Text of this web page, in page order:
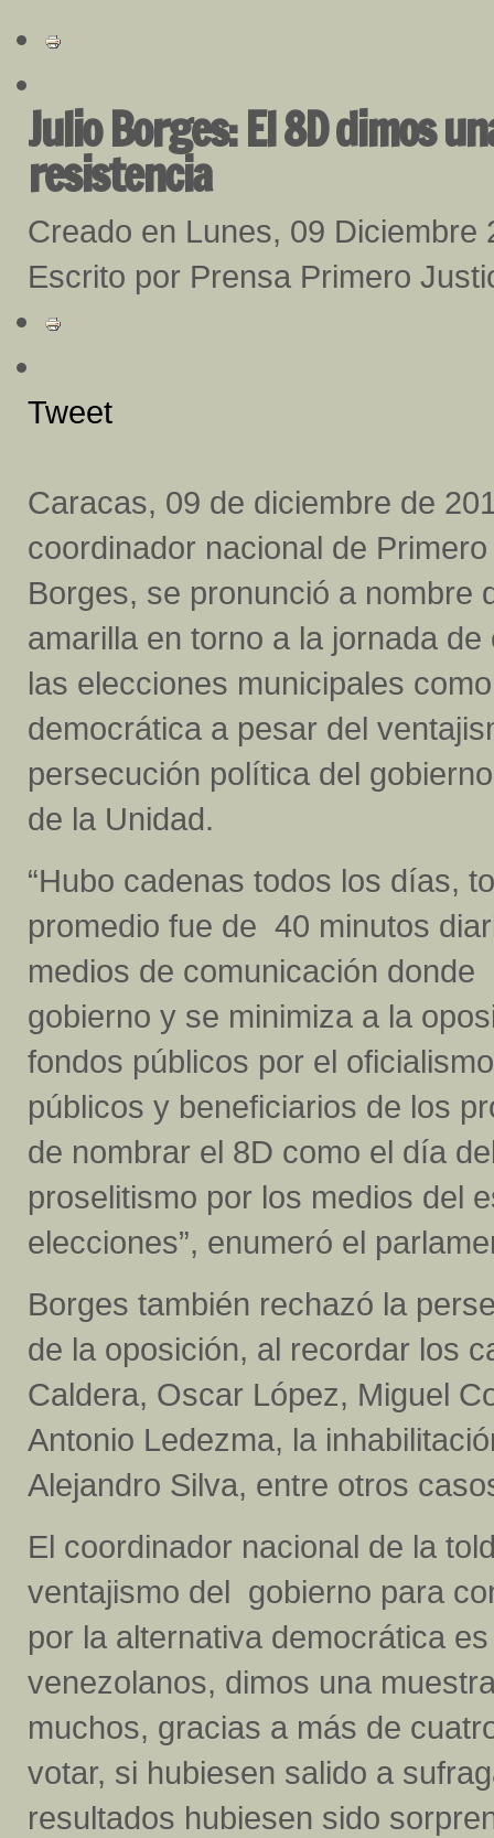
Julio Borges: El 8D dimos
resistencia
Creado en Lunes, 09 Diciembre
Escrito por Prensa Primero
Tweet
Caracas, 09 de diciembre de
coordinador nacional de
Borges, se pronunció a nombre
amarilla en torno a la jornada
las elecciones municipales
democrática a pesar del
persecución política del
de la Unidad.
“Hubo cadenas todos los días,
promedio fue de 40 minutos
medios de comunicación
gobierno y se minimiza a la
fondos públicos por el
públicos y beneficiarios de los
de nombrar el 8D como el día
proselitismo por los medios del
elecciones”, enumeró el
Borges también rechazó la
de la oposición, al recordar los
Caldera, Oscar López, Miguel
Antonio Ledezma, la
Alejandro Silva, entre otros
El coordinador nacional de la
ventajismo del gobierno para
por la alternativa democrática
venezolanos, dimos una
muchos, gracias a más de
votar, si hubiesen salido a
resultados hubiesen sido